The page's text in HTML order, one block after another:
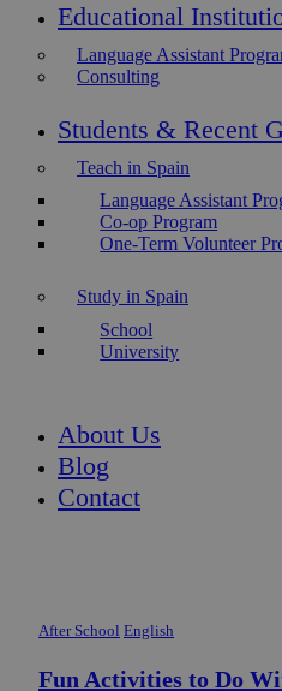
Educational
Language Assistant
Consulting
Students & Recent
Teach in Spain
Language Assistant
Co-op Program
One-Term Volunteer
Study in Spain
School
University
About Us
Blog
Contact
After School English
Fun Activities to Do